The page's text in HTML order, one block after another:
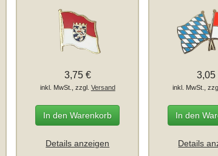
3,75 €
inkl. MwSt., zzgl. Versand
In den Warenkorb
Details anzeigen
3,05
inkl. MwSt.,
In den
Details